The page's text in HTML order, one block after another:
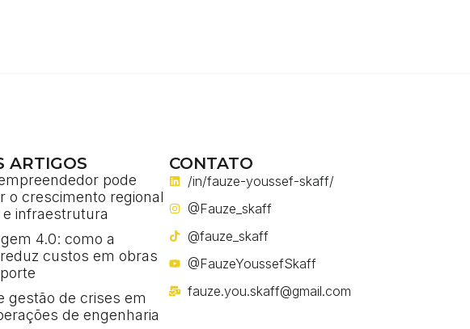
ARTIGOS
pode
o crescimento regional
infraestrutura
4.0: como a
custos em obras
gestão de crises em
de engenharia
CONTATO
/in/fauze-youssef-skaff/
@Fauze_skaff
@fauze_skaff
@FauzeYoussefSkaff
fauze.you.skaff@gmail.com